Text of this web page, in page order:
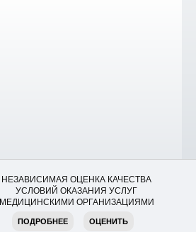
НЕЗАВИСИМАЯ ОЦЕНКА КАЧЕСТВА
УСЛОВИЙ ОКАЗАНИЯ УСЛУГ
МЕДИЦИНСКИМИ ОРГАНИЗАЦИЯМИ
ПОДРОБНЕЕ ОЦЕНИТЬ